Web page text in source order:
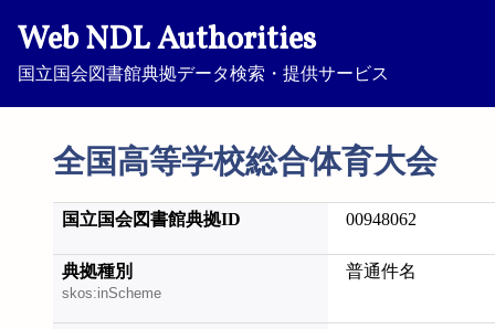
Web NDL Authorities
国立国会図書館典拠データ検索・提供サービス
全国高等学校総合体育大会
国立国会図書館典拠ID 00948062
典拠種別
skos:inScheme
普通件名